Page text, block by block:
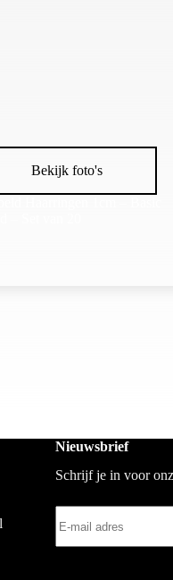
Bekijk foto's
Nieuwsbrief
Schrijf je in voor